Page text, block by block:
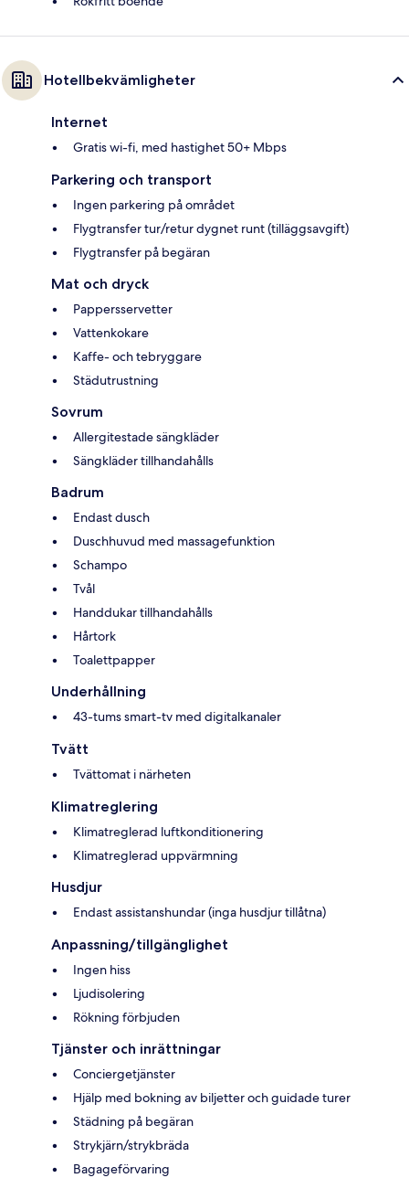
Hotellbekvämligheter
Internet
Gratis wi-fi, med hastighet 50+ Mbps
Parkering och transport
Ingen parkering på området
Flygtransfer tur/retur dygnet runt (tilläggsavgift)
Flygtransfer på begäran
Mat och dryck
Pappersservetter
Vattenkokare
Kaffe- och tebryggare
Städutrustning
Sovrum
Allergitestade sängkläder
Sängkläder tillhandahålls
Badrum
Endast dusch
Duschhuvud med massagefunktion
Schampo
Tvål
Handdukar tillhandahålls
Hårtork
Toalettpapper
Underhållning
43-tums smart-tv med digitalkanaler
Tvätt
Tvättomat i närheten
Klimatreglering
Klimatreglerad luftkonditionering
Klimatreglerad uppvärmning
Husdjur
Endast assistanshundar (inga husdjur tillåtna)
Anpassning/tillgänglighet
Ingen hiss
Ljudisolering
Rökning förbjuden
Tjänster och inrättningar
Conciergetjänster
Hjälp med bokning av biljetter och guidade turer
Städning på begäran
Strykjärn/strykbräda
Bagageförvaring